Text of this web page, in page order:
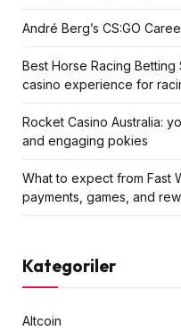
André Berg’s CS:GO
Best Horse Racing Betting
casino experience for
Rocket Casino Australia:
and engaging pokies
What to expect from Fast
payments, games, and
Kategoriler
Altcoin